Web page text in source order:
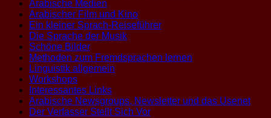
Arabische Medien
Arabischer Film und Kino
Ein kleiner Sprach-Reiseführer
Die Sprache der Musik
Schöne Bilder
Methoden zum Fremdsprachen lernen
Linguistik allgemein
Workshops
Interessantes Links
Arabische Newsgroups, Newsletter und das Usenet
Der Verfasser Stellt Sich Vor